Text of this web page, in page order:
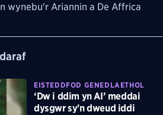
wynebu'r Ariannin a De Affrica
EISTEDDFOD GENEDLAETHOL
‘Dw i ddim yn AI’ meddai
dysgwr sy'n dweud iddi